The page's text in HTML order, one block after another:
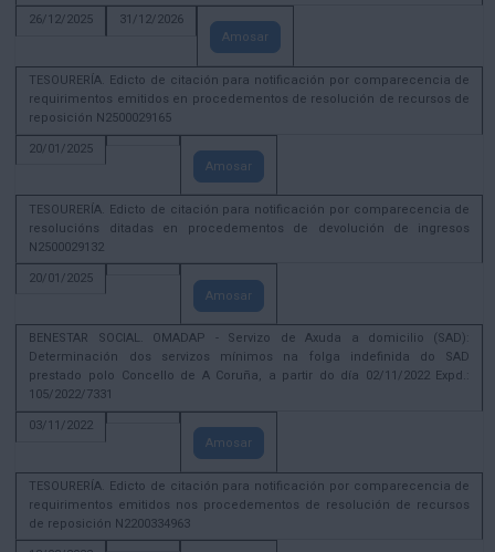
26/12/2025
31/12/2026
Amosar
TESOURERÍA. Edicto de citación para notificación por comparecencia de
requirimentos emitidos en procedementos de resolución de recursos de
reposición N2500029165
20/01/2025
Amosar
TESOURERÍA. Edicto de citación para notificación por comparecencia de
resolucións ditadas en procedementos de devolución de ingresos
N2500029132
20/01/2025
Amosar
BENESTAR SOCIAL. OMADAP - Servizo de Axuda a domicilio (SAD):
Determinación dos servizos mínimos na folga indefinida do SAD
prestado polo Concello de A Coruña, a partir do día 02/11/2022 Expd.:
105/2022/7331
03/11/2022
Amosar
TESOURERÍA. Edicto de citación para notificación por comparecencia de
requirimentos emitidos nos procedementos de resolución de recursos
de reposición N2200334963